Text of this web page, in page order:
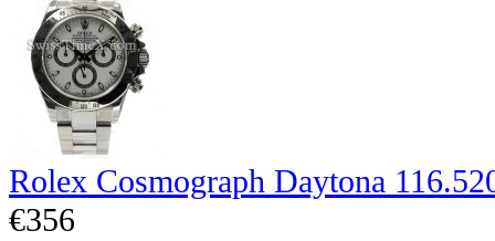
Rolex Cosmograph Daytona
€356